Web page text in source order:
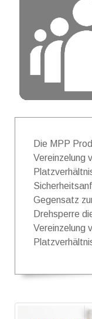
Die MPP
Vereinzelung
Gegensatz
Drehsperre
Vereinzelung